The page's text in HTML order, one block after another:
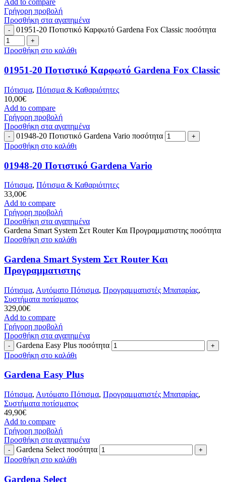
Add to compare
Γρήγορη προβολή
Προσθήκη στα αγαπημένα
01951-20 Ποτιστικό Καρφωτό Gardena Fox Classic ποσότητα
Προσθήκη στο καλάθι
01951-20 Ποτιστικό Καρφωτό Gardena Fox Classic
Πότισμα, Πότισμα & Καθαριότητες
10,00€
Add to compare
Γρήγορη προβολή
Προσθήκη στα αγαπημένα
01948-20 Ποτιστικό Gardena Vario ποσότητα
Προσθήκη στο καλάθι
01948-20 Ποτιστικό Gardena Vario
Πότισμα, Πότισμα & Καθαριότητες
33,00€
Add to compare
Γρήγορη προβολή
Προσθήκη στα αγαπημένα
Gardena Smart System Σετ Router Και Προγραμματιστης ποσότητα
Προσθήκη στο καλάθι
Gardena Smart System Σετ Router Και
Προγραμματιστης
Πότισμα, Αυτόματο Πότισμα, Προγραμματιστές Μπαταρίας,
Συστήματα ποτίσματος
329,00€
Add to compare
Γρήγορη προβολή
Προσθήκη στα αγαπημένα
Gardena Easy Plus ποσότητα
Προσθήκη στο καλάθι
Gardena Easy Plus
Πότισμα, Αυτόματο Πότισμα, Προγραμματιστές Μπαταρίας,
Συστήματα ποτίσματος
49,90€
Add to compare
Γρήγορη προβολή
Προσθήκη στα αγαπημένα
Gardena Select ποσότητα
Προσθήκη στο καλάθι
Gardena Select